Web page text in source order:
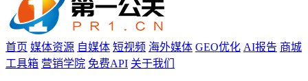
首页 媒体资源 自媒体 短视频 海外媒体 GEO优化 AI报告 商城
工具箱 营销学院 免费API 关于我们